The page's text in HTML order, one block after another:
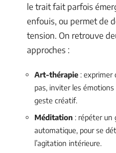
le trait fait parfois
enfouis, ou permet de
tension. On retrouve
approches :
Art-thérapie : exprimer
pas, inviter les
geste créatif.
Méditation : répéter un
automatique, pour se
l’agitation intérieure.